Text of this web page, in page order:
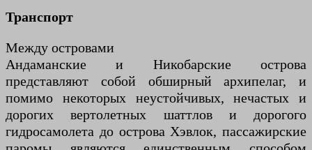
Транспорт
Между островами
Андаманские и Никобарские острова
представляют собой обширный архипелаг, и
помимо некоторых неустойчивых, нечастых и
дорогих вертолетных шаттлов и дорогого
гидросамолета до острова Хэвлок, пассажирские